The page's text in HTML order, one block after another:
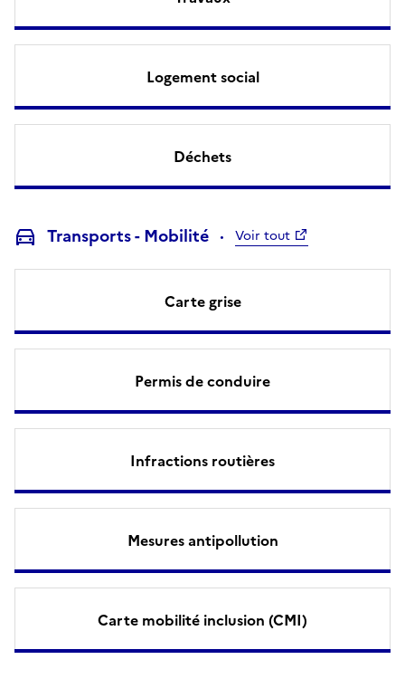
Logement social
Déchets
Transports - Mobilité Voir tout
Carte grise
Permis de conduire
Infractions routières
Mesures antipollution
Carte mobilité inclusion (CMI)